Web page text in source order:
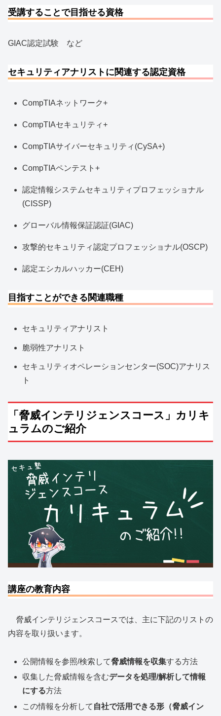
受講することで目指せる資格
GIAC認定試験 など
セキュリティアナリストに関連する認定資格
CompTIAネットワーク+
CompTIAセキュリティ+
CompTIAサイバーセキュリティ(CySA+)
CompTIAペンテスト+
認定情報システムセキュリティプロフェッショナル
(CISSP)
グローバル情報保証認証(GIAC)
攻撃的セキュリティ認定プロフェッショナル(OSCP)
認定エシカルハッカー(CEH)
目指すことができる関連職種
セキュリティアナリスト
脆弱性アナリスト
セキュリティオペレーションセンター(SOC)アナリス
ト
「脅威インテリジェンスコース」カリキ
ュラムのご紹介
講座の教育内容
脅威インテリジェンスコースでは、主に下記のリストの
内容を取り扱います。
公開情報を参照/検索して脅威情報を収集する方法
収集した脅威情報を含むデータを処理/解析して情報
にする方法
この情報を分析して 自社で活用できる形（脅威イン